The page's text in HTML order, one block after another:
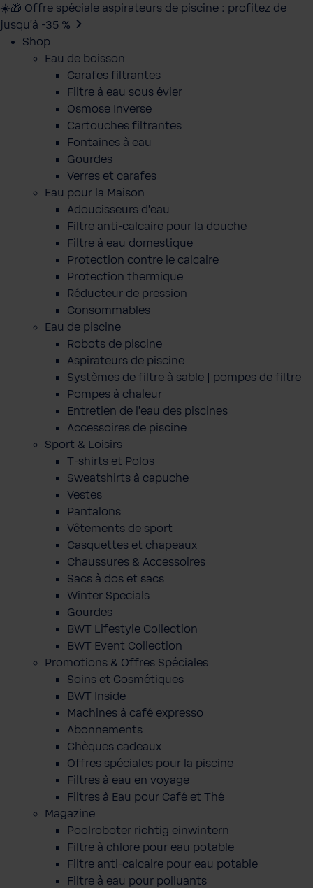
☀️🎁 Offre spéciale aspirateurs de piscine : profitez de
jusqu’à -35 %
Shop
Eau de boisson
Carafes filtrantes
Filtre à eau sous évier
Osmose Inverse
Cartouches filtrantes
Fontaines à eau
Gourdes
Verres et carafes
Eau pour la Maison
Adoucisseurs d'eau
Filtre anti-calcaire pour la douche
Filtre à eau domestique
Protection contre le calcaire
Protection thermique
Réducteur de pression
Consommables
Eau de piscine
Robots de piscine
Aspirateurs de piscine
Systèmes de filtre à sable | pompes de filtre
Pompes à chaleur
Entretien de l'eau des piscines
Accessoires de piscine
Sport & Loisirs
T-shirts et Polos
Sweatshirts à capuche
Vestes
Pantalons
Vêtements de sport
Casquettes et chapeaux
Chaussures & Accessoires
Sacs à dos et sacs
Winter Specials
Gourdes
BWT Lifestyle Collection
BWT Event Collection
Promotions & Offres Spéciales
Soins et Cosmétiques
BWT Inside
Machines à café expresso
Abonnements
Chèques cadeaux
Offres spéciales pour la piscine
Filtres à eau en voyage
Filtres à Eau pour Café et Thé
Magazine
Poolroboter richtig einwintern
Filtre à chlore pour eau potable
Filtre anti-calcaire pour eau potable
Filtre à eau pour polluants